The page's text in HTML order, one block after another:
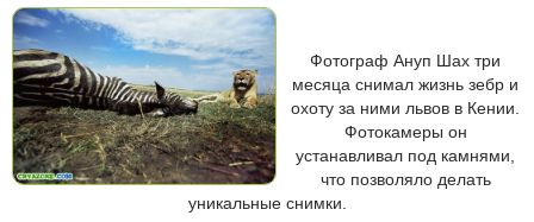
Фотограф Ануп Шах три
месяца снимал жизнь зебр и
охоту за ними львов в Кении.
Фотокамеры он
устанавливал под камнями,
что позволяло делать
уникальные снимки.